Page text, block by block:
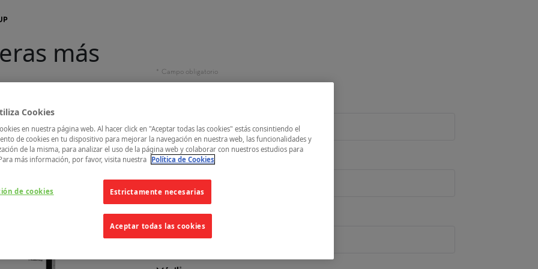
más
en un entorno
la PAU, desde
conozcanqué
se buscan.
factores que
Cookies
en nuestra página web. Al hacer click en "Aceptar todas las cookies" estás consintiendo el
de cookies en tu dispositivo para mejorar la navegación en nuestra web, las funcionalidades y
de la misma, para analizar el uso de la página web y colaborar con nuestros estudios para
más información, por favor, visita nuestra Política de Cookies
Estrictamente necesarias
Aceptar todas las cookies
de cookies